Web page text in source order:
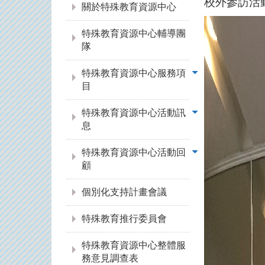
關於特殊教育資源中心
特殊教育資源中心輔導團
隊
特殊教育資源中心服務項
目
特殊教育資源中心活動訊
息
特殊教育資源中心活動回
顧
個別化支持計畫會議
特殊教育推行委員會
特殊教育資源中心整體服
務意見調查表